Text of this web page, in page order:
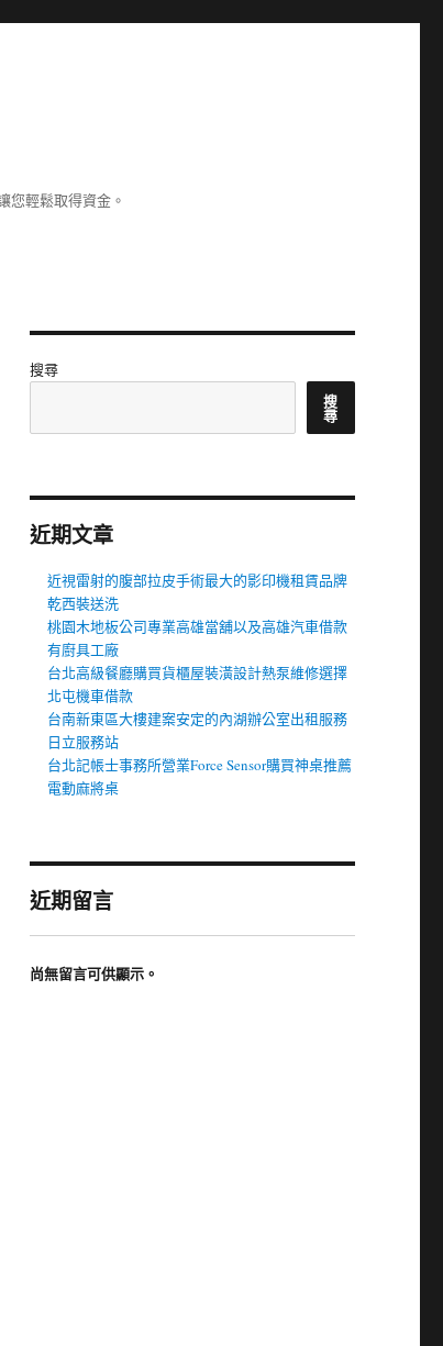
您輕鬆取得資金。
搜尋
搜
尋
近期文章
近視雷射的腹部拉皮手術最大的影印機租賃品牌
乾西裝送洗
桃園木地板公司專業高雄當舖以及高雄汽車借款
有廚具工廠
台北高級餐廳購買貨櫃屋裝潢設計熱泵維修選擇
北屯機車借款
台南新東區大樓建案安定的內湖辦公室出租服務
日立服務站
台北記帳士事務所營業Force Sensor購買神桌推薦
電動麻將桌
近期留言
尚無留言可供顯示。